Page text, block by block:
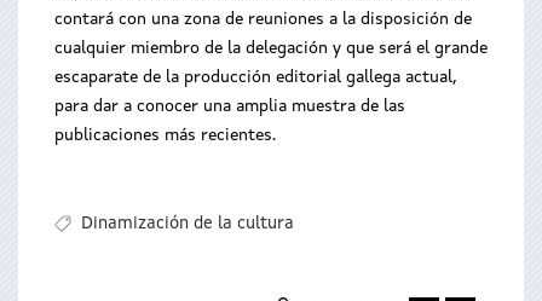
contará con una zona de reuniones a la disposición de
cualquier miembro de la delegación y que será el grande
escaparate de la producción editorial gallega actual,
para dar a conocer una amplia muestra de las
publicaciones más recientes.
Dinamización de la cultura